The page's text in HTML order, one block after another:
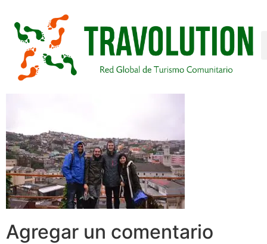
Agregar un comentario